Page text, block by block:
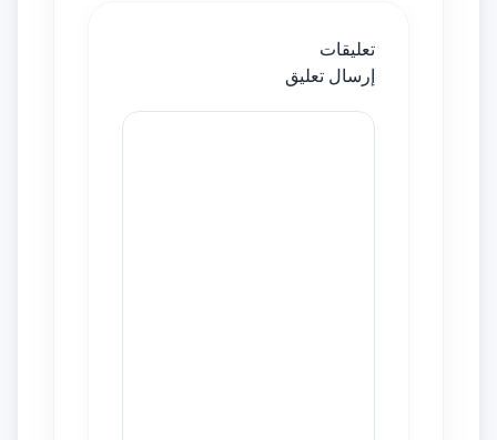
تعليقات
إرسال تعليق